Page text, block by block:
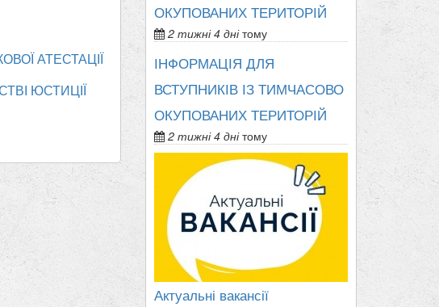
АТЕСТАЦІЇ
ЮСТИЦІЇ
ОКУПОВАНИХ ТЕРИТОРІЙ
2 тижні 4 днітому
ІНФОРМАЦІЯ ДЛЯ
ВСТУПНИКІВ ІЗ ТИМЧАСОВО
ОКУПОВАНИХ ТЕРИТОРІЙ
2 тижні 4 днітому
Актуальні вакансії